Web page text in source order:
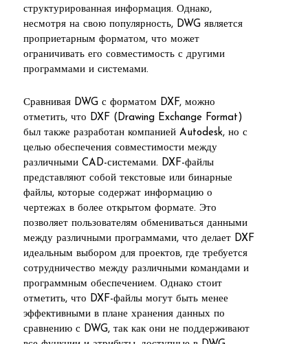
структурированная информация. Однако,
несмотря на свою популярность, DWG является
проприетарным форматом, что может
ограничивать его совместимость с другими
программами и системами.
Сравнивая DWG с форматом DXF, можно
отметить, что DXF (Drawing Exchange Format)
был также разработан компанией Autodesk, но с
целью обеспечения совместимости между
различными CAD-системами. DXF-файлы
представляют собой текстовые или бинарные
файлы, которые содержат информацию о
чертежах в более открытом формате. Это
позволяет пользователям обмениваться данными
между различными программами, что делает DXF
идеальным выбором для проектов, где требуется
сотрудничество между различными командами и
программным обеспечением. Однако стоит
отметить, что DXF-файлы могут быть менее
эффективными в плане хранения данных по
сравнению с DWG, так как они не поддерживают